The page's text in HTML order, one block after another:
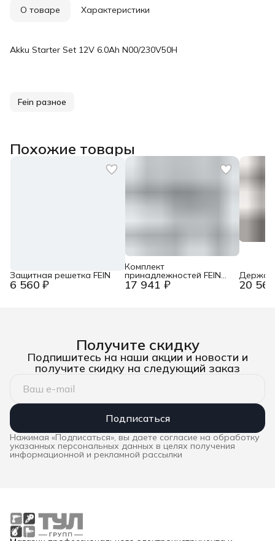
О товаре Характеристики
Akku Starter Set 12V 6.0Ah N00/230V50H
Fein разное
Похожие товары
6 560 ₽
Защитная решетка FEIN
17 941 ₽
Комплект
принадлежностей FEIN
для пылесосов 20
Получите скидку
Подпишитесь на наши акции и новости и
получите скидку на следующий заказ
Подписаться
Нажимая «Подписаться», вы даете согласие на обработку
указанных персональных данных в целях получения
информационной и рекламной рассылки